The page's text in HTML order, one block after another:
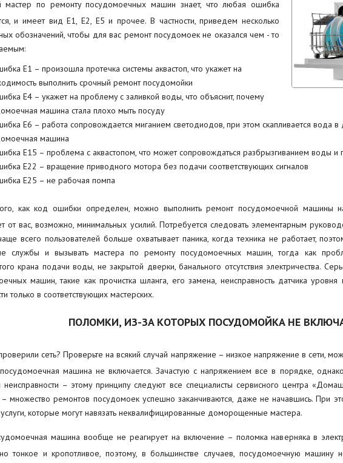
мастер по ремонту посудомоечных машин знает, что любая ошибка
и имеет вид Е1, Е2, Е5 и прочее. В частности, приведем несколько
обозначений, чтобы для вас ремонт посудомоек не оказался чем - то
Е1 – произошла протечка системы аквастоп, что укажет на
выполнить срочный ремонт посудомойки
Е4 – укажет на проблему с заливкой воды, что объяснит, почему
машина стала плохо мыть посуду
Е6 – работа сопровождается миганием светодиодов, при этом скапливается вода в
машина
Е15 – проблема с аквастопом, что может сопровождаться разбрызгиванием воды и
Е22 – вращение приводного мотора без подачи соответствующих сигналов
Е25 – не рабочая помпа
как код ошибки определен, можно выполнить ремонт посудомоечной машины
от вас, возможно, минимальных усилий. Потребуется следовать элементарным
всего пользователей больше охватывает паника, когда техника не работает,
службы и вызывать мастера по ремонту посудомоечных машин, тогда как
крана подачи воды, не закрытой дверки, банального отсутствия электричества.
машин, такие как прочистка шланга, его замена, неисправность датчика
только в соответствующих мастерских.
ПОЛОМКИ, ИЗ-ЗА КОТОРЫХ ПОСУДОМОЙКА НЕ
сеть? Проверьте на всякий случай напряжение – низкое напряжение в сети,
машина не включается. Зачастую с напряжением все в порядке,
неисправности – этому принципу следуют все специалисты сервисного центра
множество ремонтов посудомоек успешно заканчиваются, даже не начавшись. При
которые могут навязать неквалифицированные доморощенные мастера.
машина вообще не реагирует на включение – поломка наверняка в
тонкое и кропотливое, поэтому, в большинстве случаев, посудомоечную